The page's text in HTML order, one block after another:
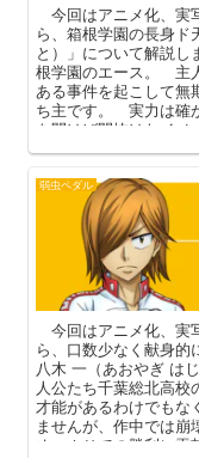
今回はアニメ化、実
ら、箱根学園の長身ド
と）」について解説
根学園のエース。 主
ある事件を起こして無
ち主です。 実力は確
を開けば間抜けなイ
そんな彼の過去や人間
弱虫ペダル
今回はアニメ化、実
ら、口数少なく献身
八木 一（あおやぎ は
人公たち千葉総北高
才能があるわけでもな
ませんが、作中では崩
め、ＩＨでの勝利に